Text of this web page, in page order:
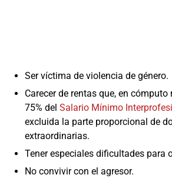
Ser víctima de violencia de género.
Carecer de rentas que, en cómputo
75% del Salario Mínimo
excluida la parte proporcional de
extraordinarias.
Tener especiales dificultades para
No convivir con el agresor.